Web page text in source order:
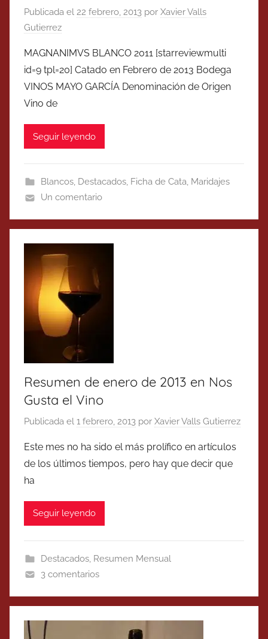
Publicada el 22 febrero, 2013 por Xavier Valls
Gutierrez
MAGNANIMVS BLANCO 2011 [starreviewmulti
id=9 tpl=20] Catado en Febrero de 2013 Bodega
VINOS MAYO GARCÍA Denominación de Origen
Vino de
Seguir leyendo
Blancos, Destacados, Ficha de Cata, Maridajes
Un comentario
Resumen de enero de 2013 en Nos
Gusta el Vino
Publicada el 1 febrero, 2013 por Xavier Valls Gutierrez
Este mes no ha sido el más prolífico en artículos
de los últimos tiempos, pero hay que decir que
ha
Seguir leyendo
Destacados, Resumen Mensual
3 comentarios